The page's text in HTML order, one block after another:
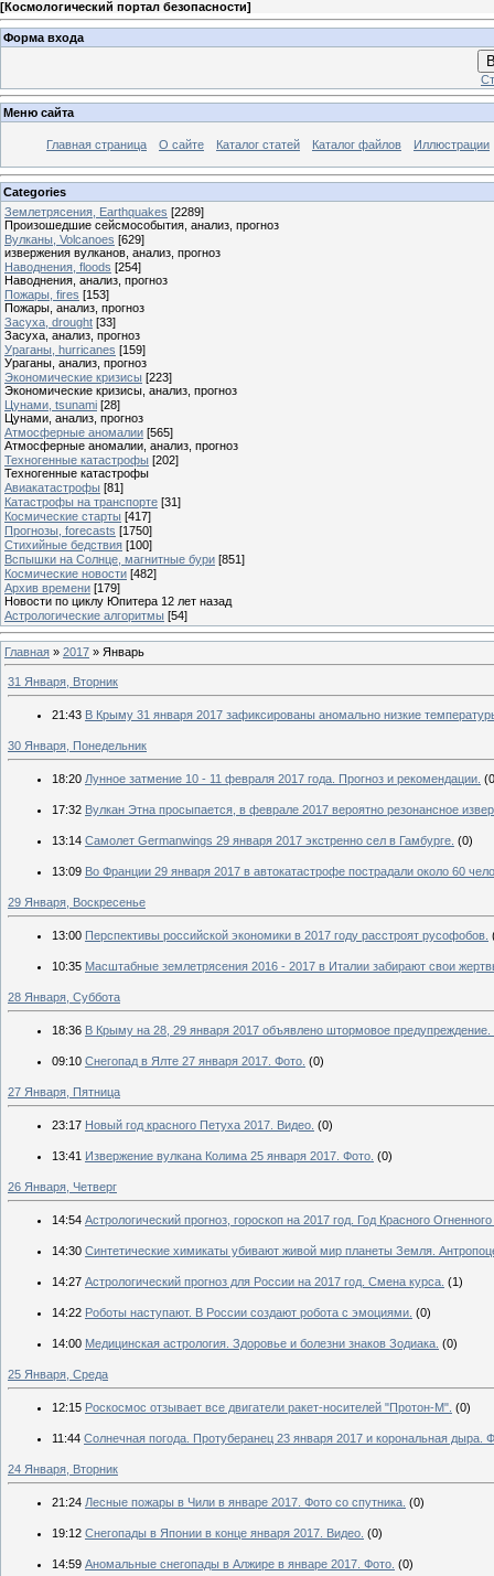
[Космологический портал безопасности]
Форма входа
Меню сайта
Главная страница О сайте Каталог статей Каталог файлов Иллюстрации
Categories
Землетрясения, Earthquakes [2289]
Произошедшие сейсмособытия, анализ, прогноз
Вулканы, Volcanoes [629]
извержения вулканов, анализ, прогноз
Наводнения, floods [254]
Наводнения, анализ, прогноз
Пожары, fires [153]
Пожары, анализ, прогноз
Засуха, drought [33]
Засуха, анализ, прогноз
Ураганы, hurricanes [159]
Ураганы, анализ, прогноз
Экономические кризисы [223]
Экономические кризисы, анализ, прогноз
Цунами, tsunami [28]
Цунами, анализ, прогноз
Атмосферные аномалии [565]
Атмосферные аномалии, анализ, прогноз
Техногенные катастрофы [202]
Техногенные катастрофы
Авиакатастрофы [81]
Катастрофы на транспорте [31]
Космические старты [417]
Прогнозы, forecasts [1750]
Стихийные бедствия [100]
Вспышки на Солнце, магнитные бури [851]
Космические новости [482]
Архив времени [179]
Новости по циклу Юпитера 12 лет назад
Астрологические алгоритмы [54]
Главная » 2017 » Январь
31 Января, Вторник
21:43 В Крыму 31 января 2017 зафиксированы аномально низкие
30 Января, Понедельник
18:20 Лунное затмение 10 - 11 февраля 2017 года. Прогноз и рекомендации.
17:32 Вулкан Этна просыпается, в феврале 2017 вероятно резонансное
13:14 Самолет Germanwings 29 января 2017 экстренно сел в Гамбурге. (0)
13:09 Во Франции 29 января 2017 в автокатастрофе пострадали около 60
29 Января, Воскресенье
13:00 Перспективы российской экономики в 2017 году расстроят русофобов.
10:35 Масштабные землетрясения 2016 - 2017 в Италии забирают свои
28 Января, Суббота
18:36 В Крыму на 28, 29 января 2017 объявлено штормовое
09:10 Снегопад в Ялте 27 января 2017. Фото. (0)
27 Января, Пятница
23:17 Новый год красного Петуха 2017. Видео. (0)
13:41 Извержение вулкана Колима 25 января 2017. Фото. (0)
26 Января, Четверг
14:54 Астрологический прогноз, гороскоп на 2017 год. Год Красного
14:30 Синтетические химикаты убивают живой мир планеты Земля.
14:27 Астрологический прогноз для России на 2017 год. Смена курса. (1)
14:22 Роботы наступают. В России создают робота с эмоциями. (0)
14:00 Медицинская астрология. Здоровье и болезни знаков Зодиака. (0)
25 Января, Среда
12:15 Роскосмос отзывает все двигатели ракет-носителей "Протон-М". (0)
11:44 Солнечная погода. Протуберанец 23 января 2017 и корональная дыра.
24 Января, Вторник
21:24 Лесные пожары в Чили в январе 2017. Фото со спутника. (0)
19:12 Снегопады в Японии в конце января 2017. Видео. (0)
14:59 Аномальные снегопады в Алжире в январе 2017. Фото. (0)